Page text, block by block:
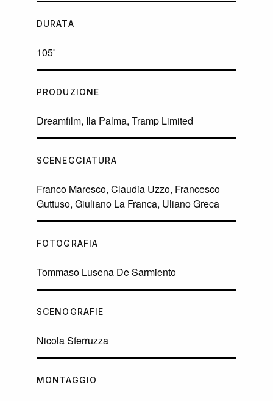
DURATA
105'
PRODUZIONE
Dreamfilm, Ila Palma, Tramp Limited
SCENEGGIATURA
Franco Maresco, Claudia Uzzo, Francesco
Guttuso, Giuliano La Franca, Uliano Greca
FOTOGRAFIA
Tommaso Lusena De Sarmiento
SCENOGRAFIE
Nicola Sferruzza
MONTAGGIO